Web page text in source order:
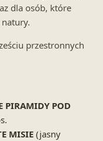
dla osób, które
przestronnych
PIRAMIDY POD
MISIE(jasny